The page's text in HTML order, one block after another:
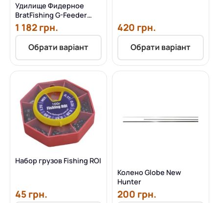
Удилище Фидерное
BratFishing G-Feeder
Rods 3.9м до 110г
1 182 грн.
Обрати варіант
420 грн.
Обрати варіант
Набор грузов Fishing ROI
45 грн.
Колено Globe New
Hunter
200 грн.